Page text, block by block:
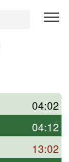
04:02
04:12
13:02